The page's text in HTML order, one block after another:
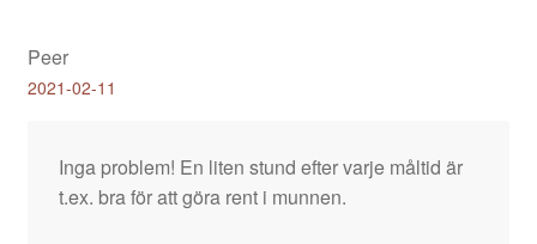
Peer
2021-02-11
Inga problem! En liten stund efter varje måltid är
t.ex. bra för att göra rent i munnen.